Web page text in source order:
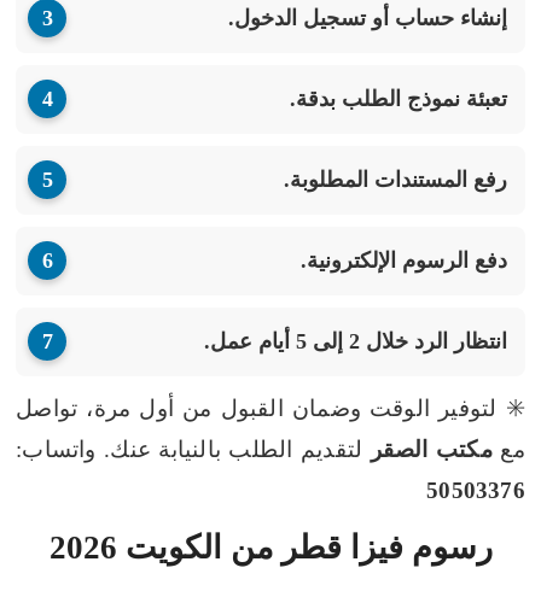
إنشاء حساب أو تسجيل الدخول.
تعبئة نموذج الطلب بدقة.
رفع المستندات المطلوبة.
دفع الرسوم الإلكترونية.
انتظار الرد خلال 2 إلى 5 أيام عمل.
✳️ لتوفير الوقت وضمان القبول من أول مرة، تواصل
معمكتب الصقر
لتقديم الطلب بالنيابة عنك. واتساب:
50503376
رسوم فيزا قطر من الكويت 2026